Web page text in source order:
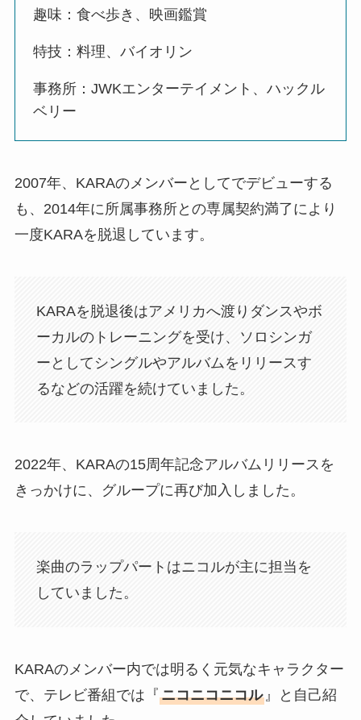
趣味：食べ歩き、映画鑑賞
特技：料理、バイオリン
事務所：JWKエンターテイメント、ハックル
ベリー
2007年、KARAのメンバーとしてでデビューする
も、2014年に所属事務所との専属契約満了により
一度KARAを脱退しています。
KARAを脱退後はアメリカへ渡りダンスやボ
ーカルのトレーニングを受け、ソロシンガ
ーとしてシングルやアルバムをリリースす
るなどの活躍を続けていました。
2022年、KARAの15周年記念アルバムリリースを
きっかけに、グループに再び加入しました。
楽曲のラップパートはニコルが主に担当を
していました。
KARAのメンバー内では明るく元気なキャラクター
で、テレビ番組では『ニコニコニコル』と自己紹